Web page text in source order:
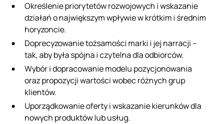
Określenie priorytetów rozwojowych i wskazanie
działań o największym wpływie w krótkim i średnim
horyzoncie.
Doprecyzowanie tożsamości marki i jej narracji –
tak, aby była spójna i czytelna dla odbiorców.
Wybór i dopracowanie modelu pozycjonowania
oraz propozycji wartości wobec różnych grup
klientów.
Uporządkowanie oferty i wskazanie kierunków dla
nowych produktów lub usług.